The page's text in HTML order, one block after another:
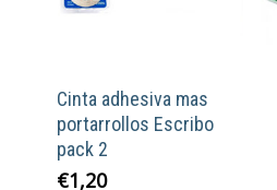
Cinta adhesiva mas
portarrollos Escribo
pack 2
€1,20